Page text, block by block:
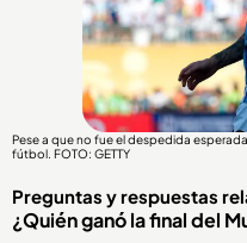
Pese a que no fue el despedida
fútbol. FOTO: GETTY
Preguntas y respuestas
¿Quién ganó la final del